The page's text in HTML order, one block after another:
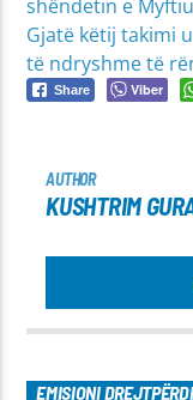
shëndetin e
Gjatë këtij takimi
të ndryshme të
Share Viber
AUTHOR
KUSHTRIM
EMISIONI